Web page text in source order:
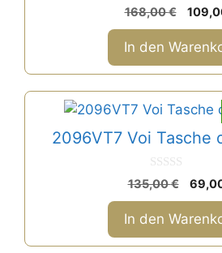
0
v
o
n
5
168,00€
Preis
war:
In den
2096VT7 Voi Tasche
0
v
o
n
5
135,00€
Preis
war:
In den